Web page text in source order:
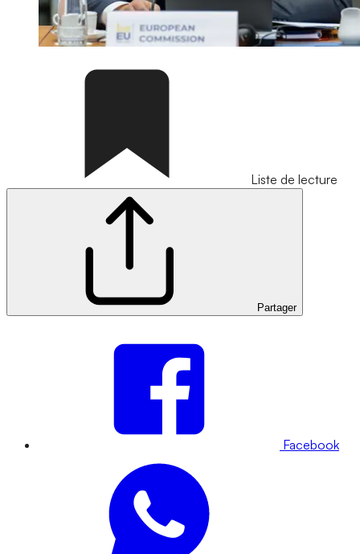
Liste de lecture
Partager
Facebook